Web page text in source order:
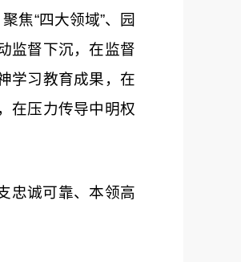
焦“四大领域”、园
监督下沉，在监督
学习教育成果，在
在压力传导中明权
忠诚可靠、本领高